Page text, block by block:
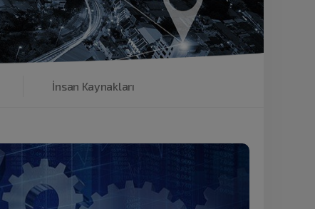
İnsan Kaynakları